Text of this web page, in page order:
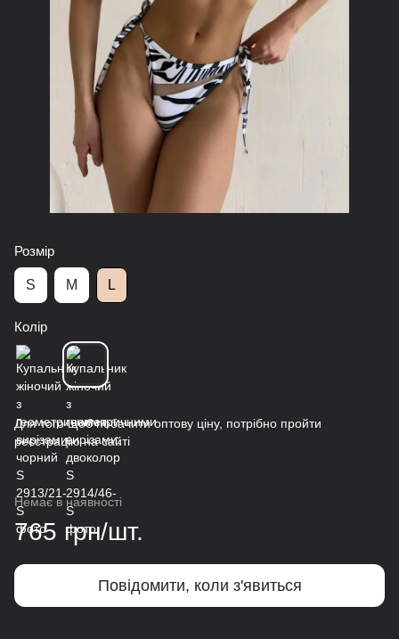
Розмір
S M L
Колір
Для того щоб побачити оптову ціну, потрібно пройти
реєстрацію на сайті
Немає в наявності
765 грн/шт.
Повідомити, коли з'явиться